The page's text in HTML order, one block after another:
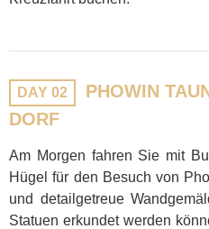
DAY 02
PHOWIN
DORF
Am Morgen fahren Sie mit
Hügel für den Besuch von
und detailgetreue
Statuen erkundet werden